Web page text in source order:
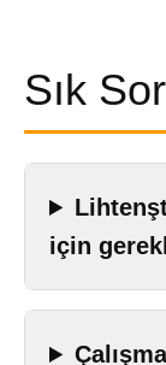
Sık
için